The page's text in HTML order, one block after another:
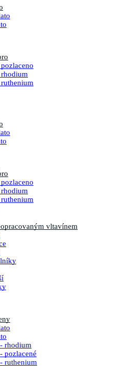
vltavínem
rhodium
pozlacené
ruthenium